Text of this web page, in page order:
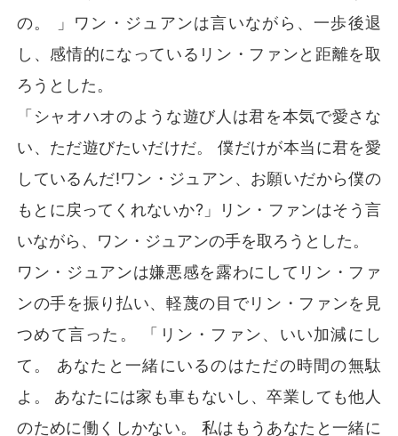
の。 」ワン・ジュアンは言いながら、一歩後退
し、感情的になっているリン・ファンと距離を取
ろうとした。
「シャオハオのような遊び人は君を本気で愛さな
い、ただ遊びたいだけだ。 僕だけが本当に君を愛
しているんだ!ワン・ジュアン、お願いだから僕の
もとに戻ってくれないか?」リン・ファンはそう言
いながら、ワン・ジュアンの手を取ろうとした。
ワン・ジュアンは嫌悪感を露わにしてリン・ファ
ンの手を振り払い、軽蔑の目でリン・ファンを見
つめて言った。 「リン・ファン、いい加減にし
て。 あなたと一緒にいるのはただの時間の無駄
よ。 あなたには家も車もないし、卒業しても他人
のために働くしかない。 私はもうあなたと一緒に